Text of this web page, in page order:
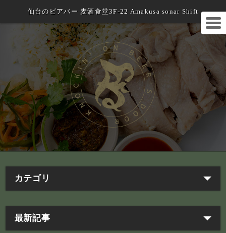
仙台のビアバー 麦酒食堂3F-22 Amakusa sonar Shift
カテゴリ
最新記事